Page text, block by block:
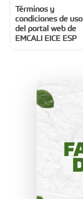
Términos y
condiciones de uso
del portal web de
EMCALI EICE ESP